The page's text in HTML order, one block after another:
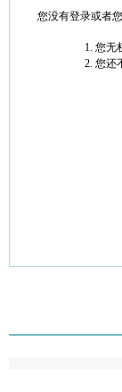
您没有登录或者
您无
您还